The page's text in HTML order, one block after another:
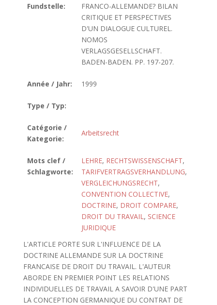
Fundstelle:
FRANCO-ALLEMANDE? BILAN
CRITIQUE ET PERSPECTIVES
D'UN DIALOGUE CULTUREL.
NOMOS
VERLAGSGESELLSCHAFT.
BADEN-BADEN. PP. 197-207.
Année / Jahr: 1999
Type / Typ:
Catégorie /
Kategorie:
Arbeitsrecht
Mots clef /
Schlagworte:
LEHRE, RECHTSWISSENSCHAFT,
TARIFVERTRAGSVERHANDLUNG,
VERGLEICHUNGSRECHT,
CONVENTION COLLECTIVE,
DOCTRINE, DROIT COMPARE,
DROIT DU TRAVAIL, SCIENCE
JURIDIQUE
L'ARTICLE PORTE SUR L'INFLUENCE DE LA
DOCTRINE ALLEMANDE SUR LA DOCTRINE
FRANCAISE DE DROIT DU TRAVAIL. L'AUTEUR
ABORDE EN PREMIER POINT LES RELATIONS
INDIVIDUELLES DE TRAVAIL A SAVOIR D'UNE PART
LA CONCEPTION GERMANIQUE DU CONTRAT DE